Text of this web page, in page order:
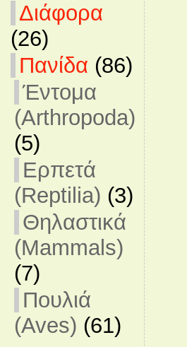
Διάφορα
(26)
Πανίδα (86)
Έντομα
(Arthropoda)
(5)
Ερπετά
(Reptilia) (3)
Θηλαστικά
(Mammals)
(7)
Πουλιά
(Aves) (61)